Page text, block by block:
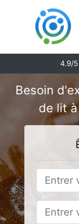
4.9/5
Besoin
de lit